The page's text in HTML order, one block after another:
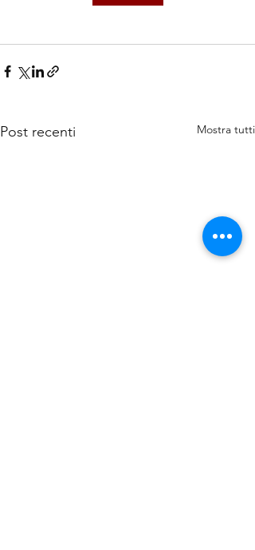
Post recenti Mostra tutti